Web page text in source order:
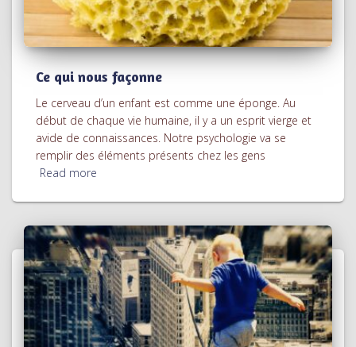
Ce qui nous façonne
Le cerveau d’un enfant est comme une éponge. Au
début de chaque vie humaine, il y a un esprit vierge et
avide de connaissances. Notre psychologie va se
remplir des éléments présents chez les gens
Read more